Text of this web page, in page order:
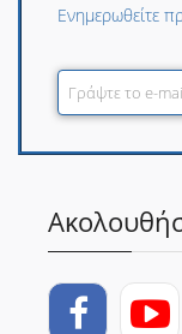
Ενημερωθείτε